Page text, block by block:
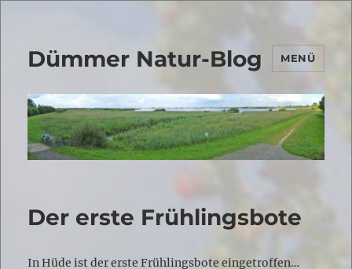
Dümmer Natur-Blog MENÜ
Der erste Frühlingsbote
In Hüde ist der erste Frühlingsbote eingetroffen…